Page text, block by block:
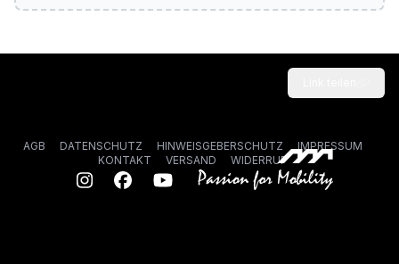
AGB DATENSCHUTZ HINWEISGEBERSCHUTZ
IMPRESSUM
KONTAKT
VERSAND WIDERRUF